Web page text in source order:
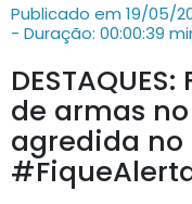
Publicado em 19/05/
- Duração: 00:00:39
de armas
agredida no